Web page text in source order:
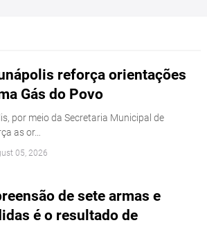
reforça orientações
Gás do Povo
por meio da Secretaria Municipal de
as or…
05, 2026
de sete armas e
é o resultado de